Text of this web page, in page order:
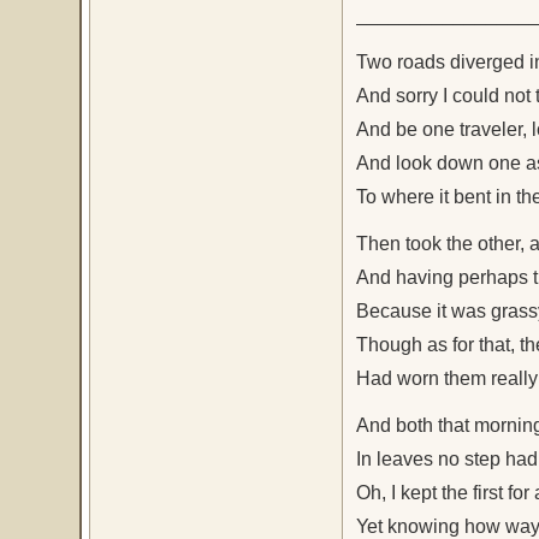
Two roads diverged
And sorry I could not
And be one traveler,
And look down one
To where it bent in
Then took the other,
And having perhaps
Because it was
Though as for that,
Had worn them
And both that
In leaves no step
Oh, I kept the first for
Yet knowing how